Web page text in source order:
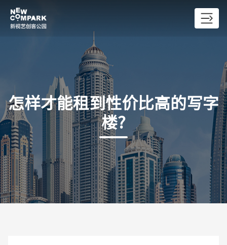
怎样才能租到性价比高的写字
楼?